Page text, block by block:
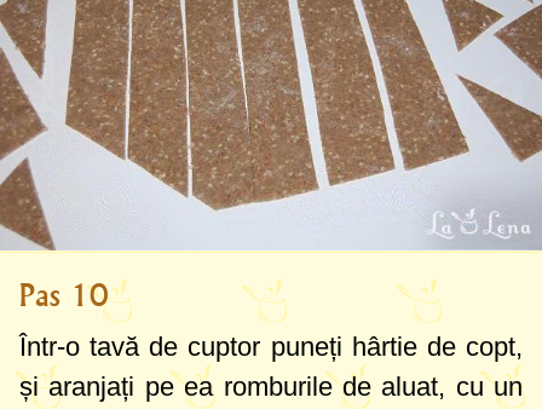
Pas 10
Într-o tavă de cuptor puneți hârtie de copt,
și aranjați pe ea romburile de aluat, cu un